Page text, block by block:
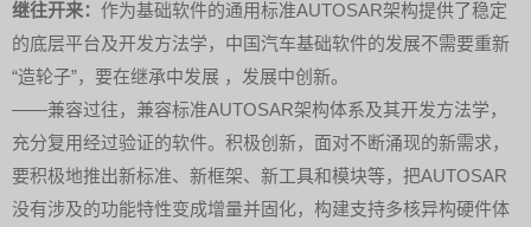
继往开来： 作为基础软件的通用标准AUTOSAR架构提供了稳定
的底层平台及开发方法学，中国汽车基础软件的发展不需要重新
“造轮子”，要在继承中发展 ，发展中创新。
——兼容过往，兼容标准AUTOSAR架构体系及其开发方法学，
充分复用经过验证的软件。积极创新，面对不断涌现的新需求，
要积极地推出新标准、新框架、新工具和模块等，把AUTOSAR
没有涉及的功能特性变成增量并固化，构建支持多核异构硬件体